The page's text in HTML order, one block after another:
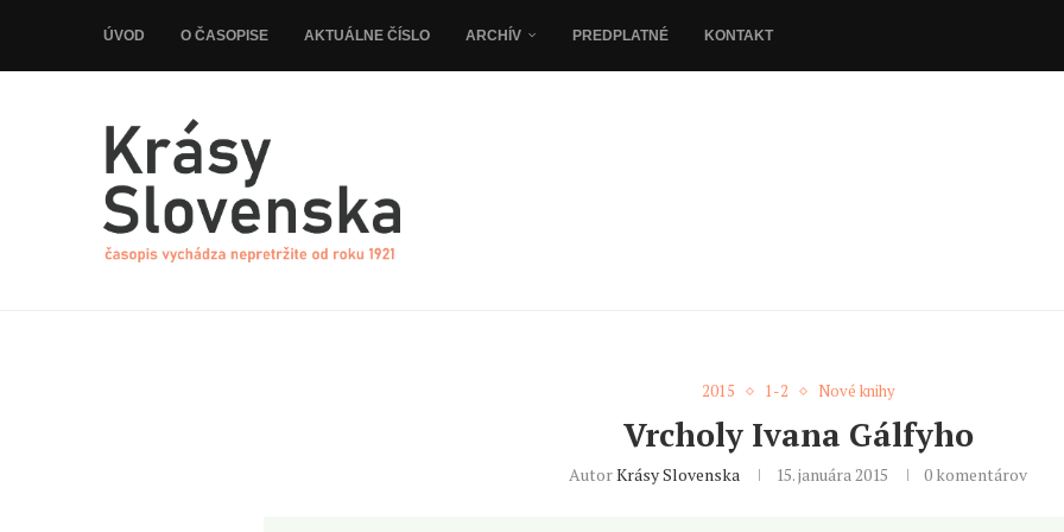
ÚVOD O ČASOPISE AKTUÁLNE ČÍSLO ARCHÍV PREDPLATNÉ KONTAKT
2015 1-2 Nové knihy
Vrcholy Ivana Gálfyho
AutorKrásy Slovenska 15. januára 2015 0 komentárov